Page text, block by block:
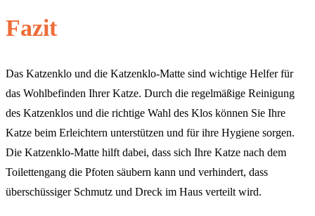
Fazit
Das Katzenklo und die Katzenklo-Matte sind wichtige Helfer für
das Wohlbefinden Ihrer Katze. Durch die regelmäßige Reinigung
des Katzenklos und die richtige Wahl des Klos können Sie Ihre
Katze beim Erleichtern unterstützen und für ihre Hygiene sorgen.
Die Katzenklo-Matte hilft dabei, dass sich Ihre Katze nach dem
Toilettengang die Pfoten säubern kann und verhindert, dass
überschüssiger Schmutz und Dreck im Haus verteilt wird.